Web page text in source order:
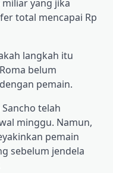
yang jika
total mencapai Rp
langkah itu
belum
pemain.
telah
minggu. Namun,
pemain
sebelum jendela